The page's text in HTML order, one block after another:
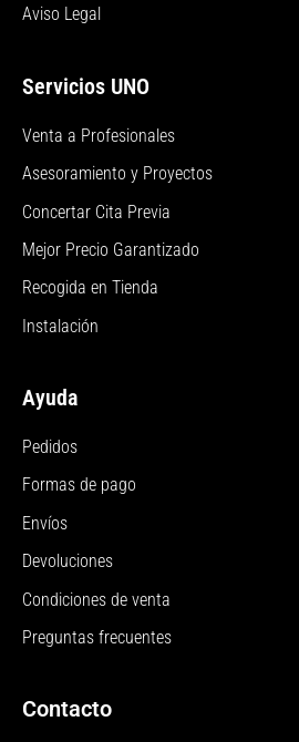
Aviso Legal
Servicios UNO
Venta a Profesionales
Asesoramiento y Proyectos
Concertar Cita Previa
Mejor Precio Garantizado
Recogida en Tienda
Instalación
Ayuda
Pedidos
Formas de pago
Envíos
Devoluciones
Condiciones de venta
Preguntas frecuentes
Contacto